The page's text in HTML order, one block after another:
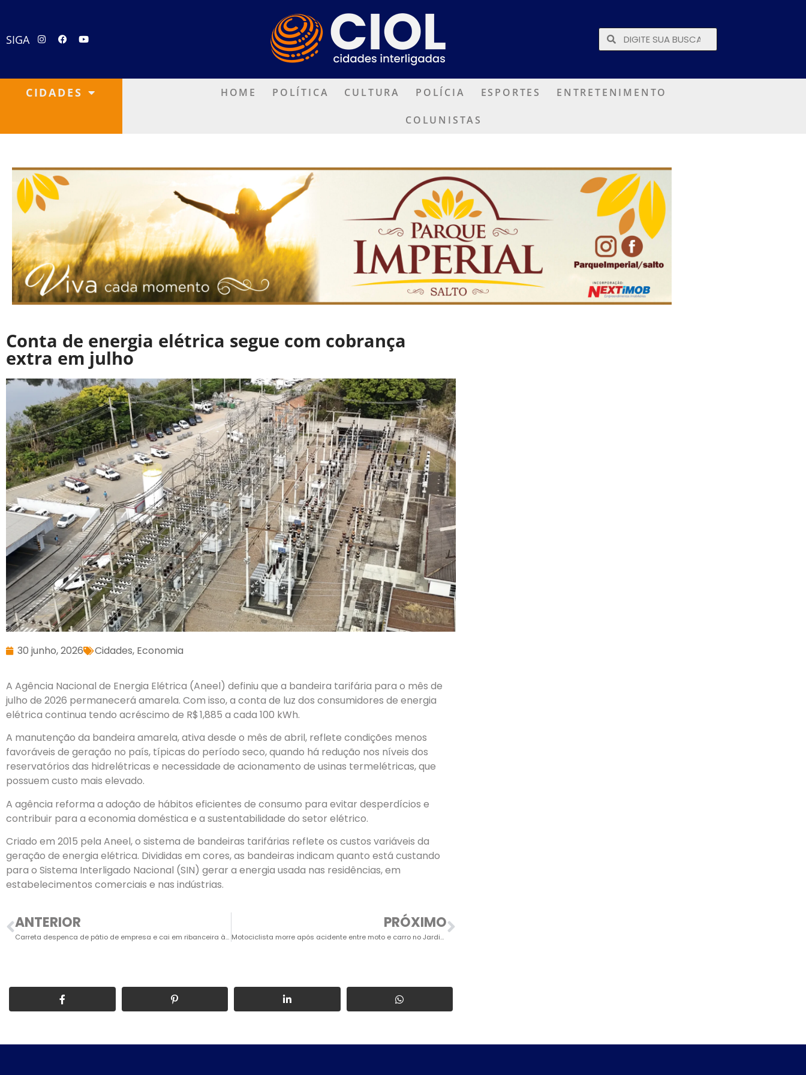
SIGA
CIDADES HOME POLÍTICA CULTURA POLÍCIA ESPORTES ENTRETENIMENTO
COLUNISTAS
Conta de energia elétrica segue com cobrança
extra em julho
30 junho, 2026 Cidades, Economia
A Agência Nacional de Energia Elétrica (Aneel) definiu que a bandeira tarifária para o mês de
julho de 2026 permanecerá amarela. Com isso, a conta de luz dos consumidores de energia
elétrica continua tendo acréscimo de R$ 1,885 a cada 100 kWh.
A manutenção da bandeira amarela, ativa desde o mês de abril, reflete condições menos
favoráveis de geração no país, típicas do período seco, quando há redução nos níveis dos
reservatórios das hidrelétricas e necessidade de acionamento de usinas termelétricas, que
possuem custo mais elevado.
A agência reforma a adoção de hábitos eficientes de consumo para evitar desperdícios e
contribuir para a economia doméstica e a sustentabilidade do setor elétrico.
Criado em 2015 pela Aneel, o sistema de bandeiras tarifárias reflete os custos variáveis da
geração de energia elétrica. Divididas em cores, as bandeiras indicam quanto está custando
para o Sistema Interligado Nacional (SIN) gerar a energia usada nas residências, em
estabelecimentos comerciais e nas indústrias.
ANTERIOR
Carreta despenca de pátio de empresa e cai em ribanceira às margens da SP-75
PRÓXIMO
Motociclista morre após acidente entre moto e carro no Jardim das Nações